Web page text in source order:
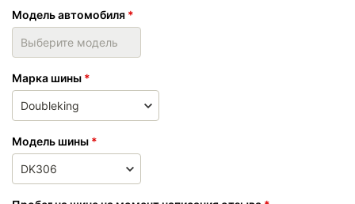
Модель автомобиля
Марка шины
Модель шины